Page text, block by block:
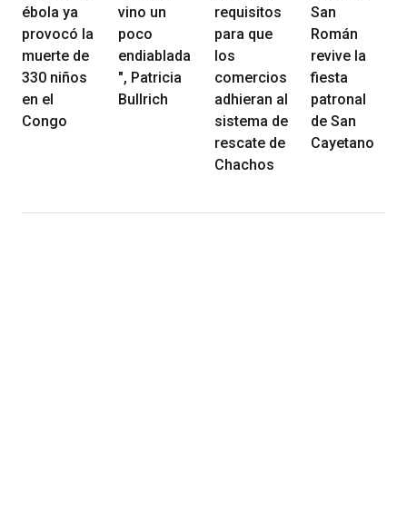
ébola ya
provocó la
muerte de
330 niños
en el
Congo
vino un
poco
endiablada
", Patricia
Bullrich
requisitos
para que
los
comercios
adhieran al
sistema de
rescate de
Chachos
San
Román
revive la
fiesta
patronal
de San
Cayetano